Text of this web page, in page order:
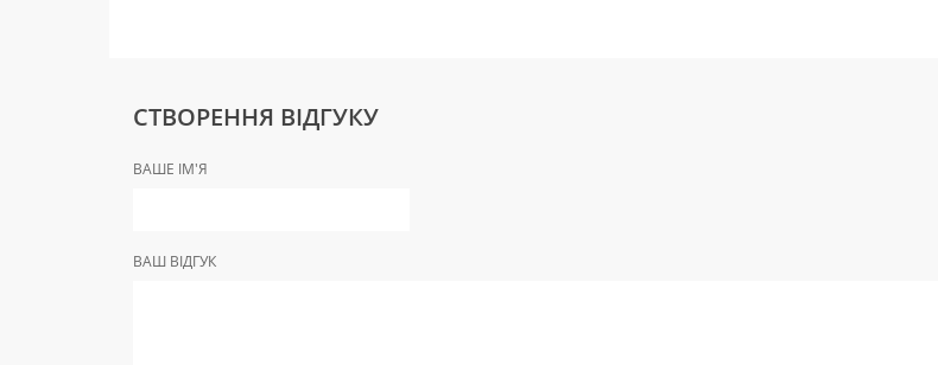
СТВОРЕННЯ ВІДГУКУ
ВАШЕ ІМ'Я
ВАШ ВІДГУК